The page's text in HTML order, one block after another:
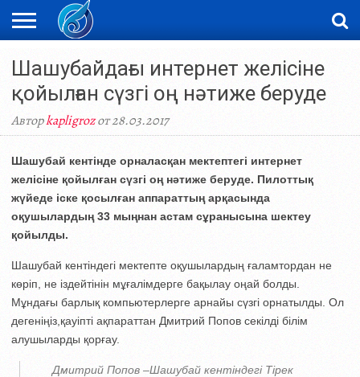
ЖАҢАЛЫҚТАР
НОВОСТИ
ВИДЕО
ФОТОРЕПОРТАЖИ
ОРКЕН
LIVETV
Шашубайдағы интернет желісіне
қойылған сүзгі оң нәтиже беруде
Авторkapligrozот 28.03.2017
Шашубай кентінде орналасқан мектептегі интернет
желісіне қойылған сүзгі оң нәтиже беруде. Пилоттық
жүйеде іске қосылған аппараттың арқасында
оқушылардың 33 мыңнан астам сұранысына шектеу
қойылды.
Шашубай кентіндегі мектепте оқушылардың ғаламтордан не
көріп, не іздейтінін мұғалімдерге бақылау оңай болды.
Мұндағы барлық компьютерлерге арнайы сүзгі орнатылды. Ол
дегеніңіз,қауіпті ақпараттан Дмитрий Попов секілді білім
алушыларды қорғау.
Дмитрий Попов –Шашубай кентіндегі Тірек